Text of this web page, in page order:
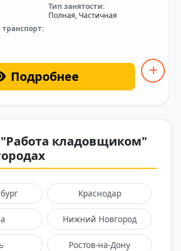
Тип занятости:
Полная, Частичная
транспорт:
Подробнее
кладовщиком"
Краснодар
Нижний Новгород
Ростов-на-Дону